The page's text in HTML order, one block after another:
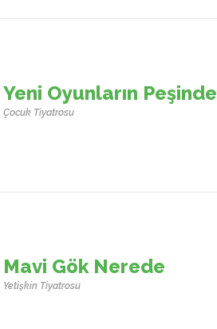
Yeni Oyunların Peşinde
Çocuk Tiyatrosu
Mavi Gök Nerede
Yetişkin Tiyatrosu